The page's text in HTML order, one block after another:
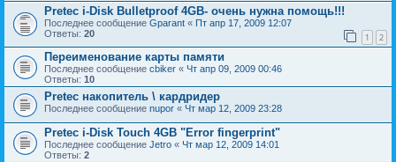
Pretec i-Disk Bulletproof 4GB- очень нужна помощь!!!
Последнее сообщение Gparant « Пт апр 17, 2009 12:07
Ответы: 20 1 2
Переименование карты памяти
Последнее сообщение cbiker « Чт апр 09, 2009 00:46
Ответы: 10
Pretec накопитель \ кардридер
Последнее сообщение nupor « Чт мар 12, 2009 23:28
Pretec i-Disk Touch 4GB "Error fingerprint"
Последнее сообщение Jetro « Чт мар 12, 2009 14:01
Ответы: 2